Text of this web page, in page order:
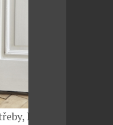
k tomu